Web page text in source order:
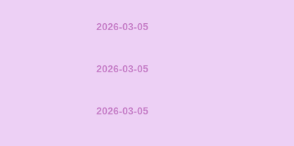
2026-03-05
2026-03-05
2026-03-05